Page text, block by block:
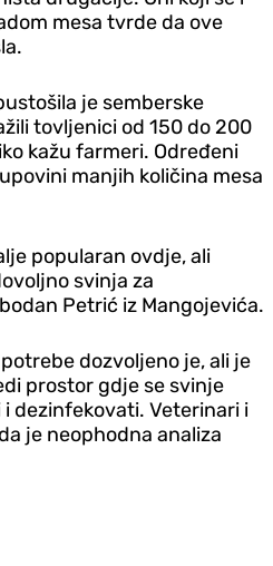
mesa tvrde da ove
je semberske
tovljenici od 150 do 200
kažu farmeri. Određeni
manjih količina mesa
popularan ovdje, ali
svinja za
Petrić iz Mangojevića.
dozvoljeno je, ali je
prostor gdje se svinje
dezinfekovati. Veterinari i
je neophodna analiza